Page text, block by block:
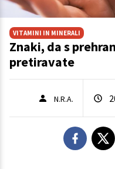
VITAMINI IN MINERALI
Znaki, da s
pretiravate
N.R.A.